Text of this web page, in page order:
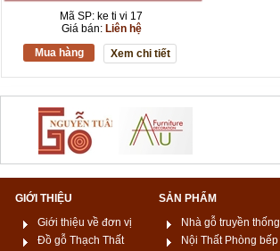
Mã SP: ke ti vi 17
Giá bán: Liên hệ
Mua hàng
Xem chi tiết
GIỚI THIỆU
Giới thiệu về đơn vị
Đồ gỗ Thạch Thất
SẢN PHẨM
Nhà gỗ truyền thống
Nội Thất Phòng bếp